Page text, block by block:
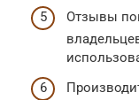
Отзывы